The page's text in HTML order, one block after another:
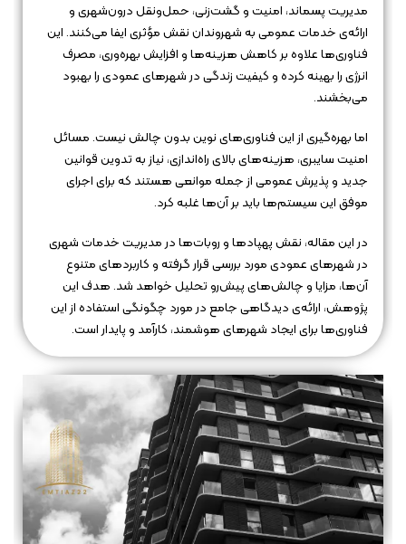
مدیریت پسماند، امنیت و گشت‌زنی، حمل‌ونقل درون‌شهری و
ارائه‌ی خدمات عمومی به شهروندان نقش مؤثری ایفا می‌کنند. این
فناوری‌ها علاوه بر کاهش هزینه‌ها و افزایش بهره‌وری، مصرف
انرژی را بهینه کرده و کیفیت زندگی در شهرهای عمودی را بهبود
می‌بخشند.
اما بهره‌گیری از این فناوری‌های نوین بدون چالش نیست. مسائل
امنیت سایبری، هزینه‌های بالای راه‌اندازی، نیاز به تدوین قوانین
جدید و پذیرش عمومی از جمله موانعی هستند که برای اجرای
موفق این سیستم‌ها باید بر آن‌ها غلبه کرد.
در این مقاله، نقش پهپادها و روبات‌ها در مدیریت خدمات شهری
در شهرهای عمودی مورد بررسی قرار گرفته و کاربردهای متنوع
آن‌ها، مزایا و چالش‌های پیش‌رو تحلیل خواهد شد. هدف این
پژوهش، ارائه‌ی دیدگاهی جامع در مورد چگونگی استفاده از این
فناوری‌ها برای ایجاد شهرهای هوشمند، کارآمد و پایدار است.